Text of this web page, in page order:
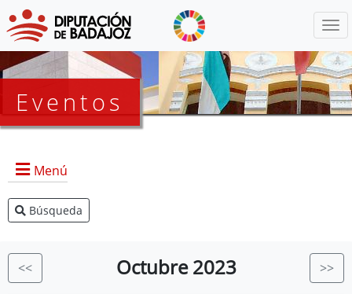
Eventos
Menú
Agenda Presidencia
Eventos
Búsqueda
<< Octubre 2023 >>